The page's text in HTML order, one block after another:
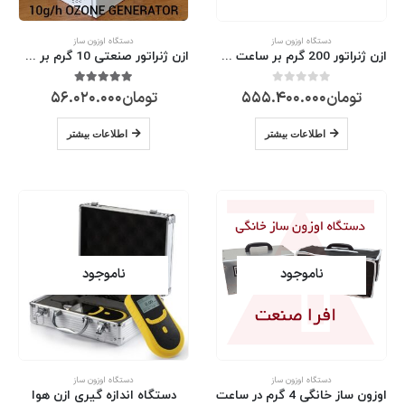
دستگاه اوزون ساز
ازن ژنراتور 200 گرم بر ساعت صنعتی
تومان555.400.000
اطلاعات بیشتر
دستگاه اوزون ساز
ازن ژنراتور صنعتی 10 گرم بر ساعت
5.00تومان56.020.000
اطلاعات بیشتر
ناموجود
دستگاه اوزون ساز
اوزون ساز خانگی 4 گرم در ساعت
ناموجود
دستگاه اوزون ساز
دستگاه اندازه گیری ازن هوا